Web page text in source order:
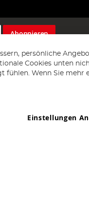
Abonnieren
Rechte vorbehalten.
Firmennummer:
persönliche
Cookies unten
fühlen. Wenn Sie mehr
Einstellungen